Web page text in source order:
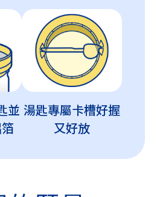
並 湯匙專屬卡槽好握
又好放